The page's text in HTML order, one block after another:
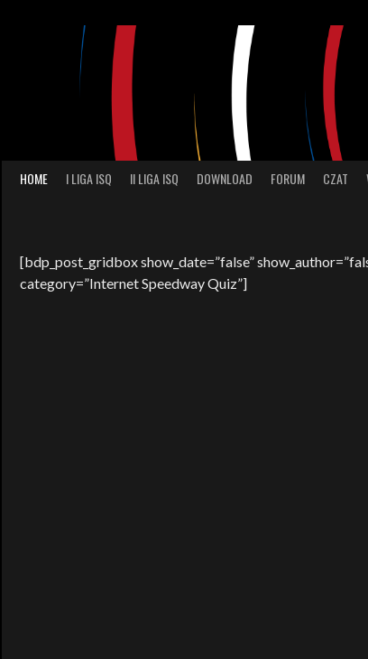
HOME I LIGA ISQ II LIGA ISQ DOWNLOAD FORUM CZAT
[bdp_post_gridbox show_date=”false”
category=”Internet Speedway Quiz”]